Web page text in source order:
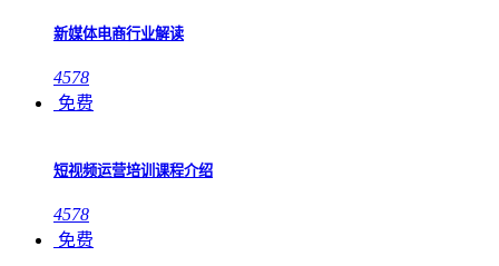
新媒体电商行业解读
4578
免费
短视频运营培训课程介绍
4578
免费